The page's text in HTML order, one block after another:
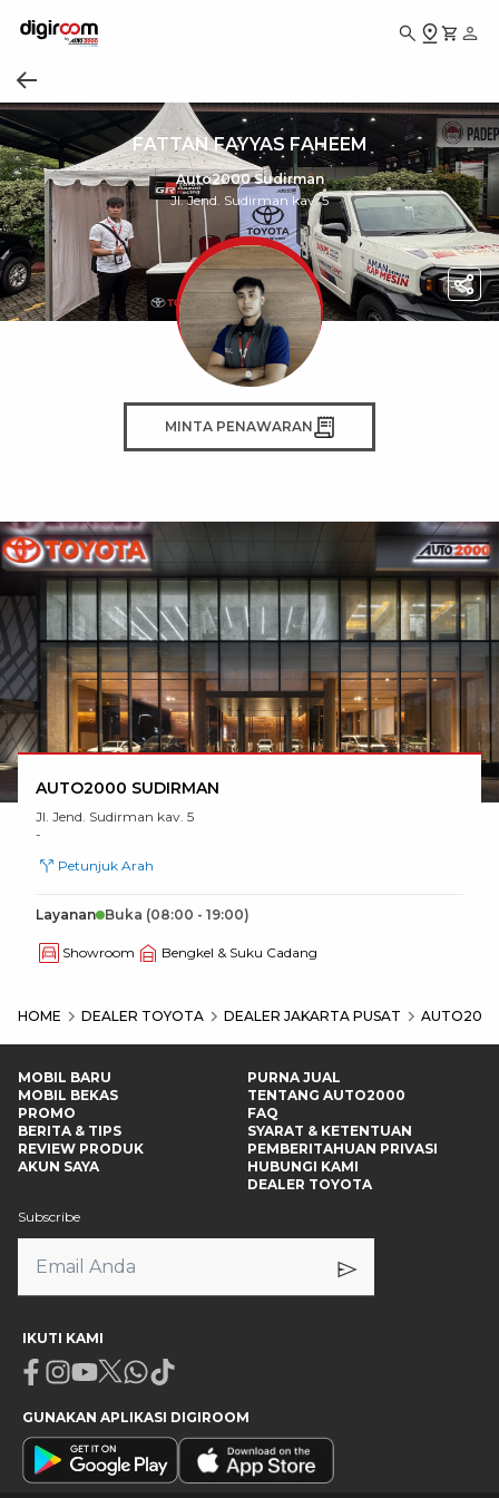
FATTAN FAYYAS FAHEEM
Auto2000 Sudirman
Jl. Jend. Sudirman kav. 5
MINTA PENAWARAN
AUTO2000 SUDIRMAN
Jl. Jend. Sudirman kav. 5
-
Petunjuk Arah
Layanan Buka (08:00 - 19:00)
Showroom Bengkel & Suku Cadang
HOME DEALER TOYOTA DEALER JAKARTA PUSAT
MOBIL BARU
MOBIL BEKAS
PROMO
BERITA & TIPS
REVIEW PRODUK
AKUN SAYA
PURNA JUAL
TENTANG AUTO2000
FAQ
SYARAT & KETENTUAN
PEMBERITAHUAN PRIVASI
HUBUNGI KAMI
DEALER TOYOTA
Subscribe
IKUTI KAMI
Facebook
Instagram
Youtube
X Whatsapp
Tiktok
GUNAKAN APLIKASI DIGIROOM